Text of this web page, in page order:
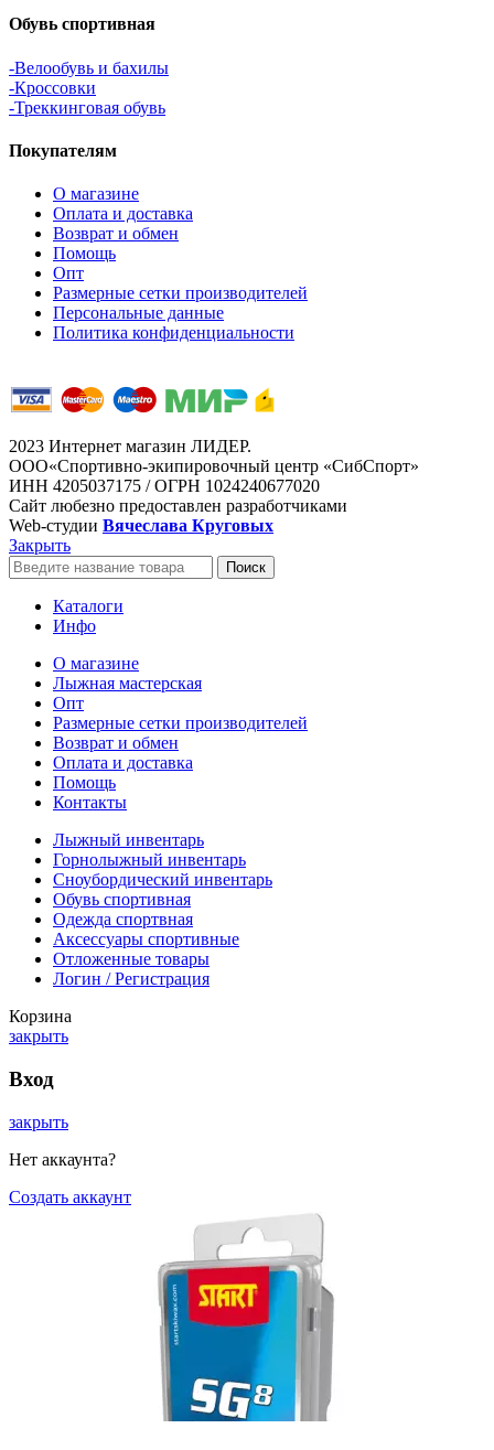
Обувь спортивная
-Велообувь и бахилы
-Кроссовки
-Треккинговая обувь
Покупателям
О магазине
Оплата и доставка
Возврат и обмен
Помощь
Опт
Размерные сетки производителей
Персональные данные
Политика конфиденциальности
2023 Интернет магазин ЛИДЕР.
ООО«Спортивно-экипировочный центр «СибСпорт»
ИНН 4205037175 / ОГРН 1024240677020
Сайт любезно предоставлен разработчиками
Web-студии Вячеслава Круговых
Закрыть
Поиск
Каталоги
Инфо
О магазине
Лыжная мастерская
Опт
Размерные сетки производителей
Возврат и обмен
Оплата и доставка
Помощь
Контакты
Лыжный инвентарь
Горнолыжный инвентарь
Сноубордический инвентарь
Обувь спортивная
Одежда спортвная
Аксессуары спортивные
Отложенные товары
Логин / Регистрация
Корзина
закрыть
Вход
закрыть
Нет аккаунта?
Создать аккаунт